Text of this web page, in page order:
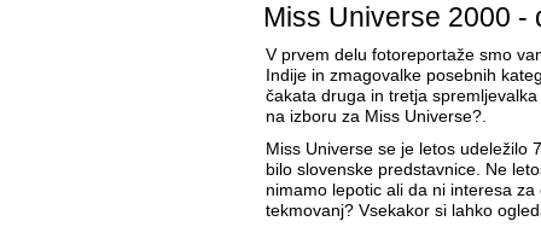
Miss Universe 2000 -
V prvem delu fotoreportaže smo
Indije in zmagovalke posebnih
čakata druga in tretja
na izboru za Miss Universe?.
Miss Universe se je letos udeležilo
bilo slovenske predstavnice. Ne
nimamo lepotic ali da ni interesa
tekmovanj? Vsekakor si lahko